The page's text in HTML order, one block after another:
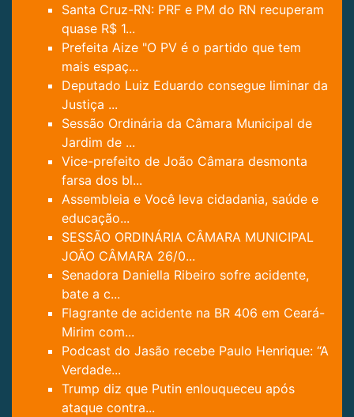
Santa Cruz-RN: PRF e PM do RN recuperam
quase R$ 1...
Prefeita Aize "O PV é o partido que tem
mais espaç...
Deputado Luiz Eduardo consegue liminar da
Justiça ...
Sessão Ordinária da Câmara Municipal de
Jardim de ...
Vice-prefeito de João Câmara desmonta
farsa dos bl...
Assembleia e Você leva cidadania, saúde e
educação...
SESSÃO ORDINÁRIA CÂMARA MUNICIPAL
JOÃO CÂMARA 26/0...
Senadora Daniella Ribeiro sofre acidente,
bate a c...
Flagrante de acidente na BR 406 em Ceará-
Mirim com...
Podcast do Jasão recebe Paulo Henrique: “A
Verdade...
Trump diz que Putin enlouqueceu após
ataque contra...